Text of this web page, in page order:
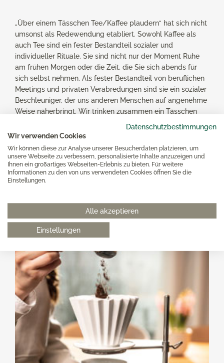
Datenschutzbestimmungen
Wir verwenden Cookies
Wir können diese zur Analyse unserer Besucherdaten platzieren, um
unsere Webseite zu verbessern, personalisierte Inhalte anzuzeigen und
Ihnen ein großartiges Webseiten-Erlebnis zu bieten. Für weitere
Informationen zu den von uns verwendeten Cookies öffnen Sie die
Einstellungen.
Alle akzeptieren
Einstellungen
„Über einem Tässchen Tee/Kaffee plaudern“ hat sich nicht
umsonst als Redewendung etabliert. Sowohl Kaffee als
auch Tee sind ein fester Bestandteil sozialer und
individueller Rituale. Sie sind nicht nur der Moment Ruhe
am frühen Morgen oder die Zeit, die Sie sich abends für
sich selbst nehmen. Als fester Bestandteil von beruflichen
Meetings und privaten Verabredungen sind sie ein sozialer
Beschleuniger, der uns anderen Menschen auf angenehme
Weise näherbringt. Wir trinken zusammen ein Tässchen
und fühlen uns gleich zugehöriger!
Teeritualen mehr Beachtung zu schenken. Sie und Ihre
Gäste werden es merken, wenn Sie besseren Tee oder
Kaffee servieren. Es fühlt sich einfach besser an, etwas zu
trinken, das besonderer und leckerer ist. Ihre Gäste und Ihr